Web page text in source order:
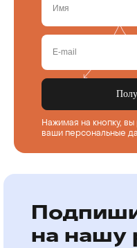
Нажимая на кнопку,
ваши персональные
на нашу